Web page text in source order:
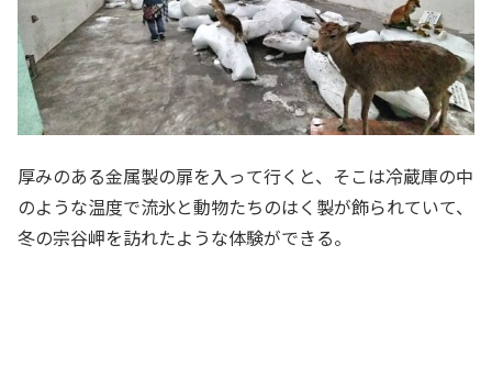
厚みのある金属製の扉を入って行くと、そこは冷蔵庫の中
のような温度で流氷と動物たちのはく製が飾られていて、
冬の宗谷岬を訪れたような体験ができる。